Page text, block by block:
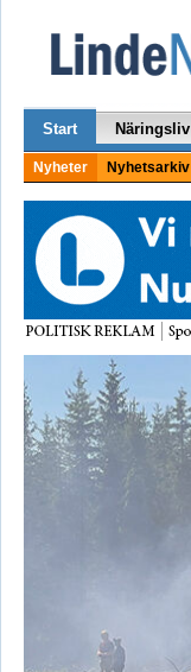
Start Näringsliv
Nyheter Nyhetsarkiv